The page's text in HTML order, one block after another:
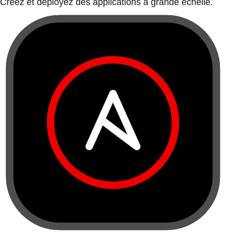
Créez et déployez des applications à grande échelle.